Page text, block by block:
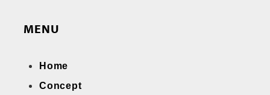
MENU
Home
Concept